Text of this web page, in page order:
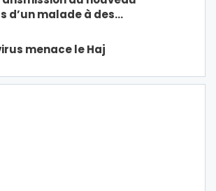
d’un malade à des…
menace le Haj